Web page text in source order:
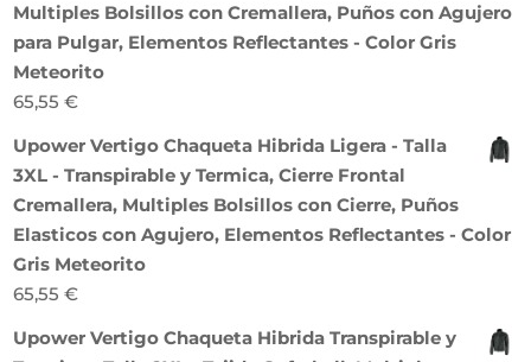
Multiples Bolsillos con Cremallera, Puños con Agujero
para Pulgar, Elementos Reflectantes - Color Gris
Meteorito
65,55€
Upower Vertigo Chaqueta Hibrida Ligera - Talla
3XL - Transpirable y Termica, Cierre Frontal
Cremallera, Multiples Bolsillos con Cierre, Puños
Elasticos con Agujero, Elementos Reflectantes - Color
Gris Meteorito
65,55€
Upower Vertigo Chaqueta Hibrida Transpirable y